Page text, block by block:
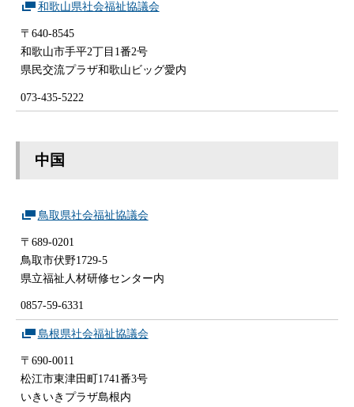
和歌山県社会福祉協議会
〒640-8545
和歌山市手平2丁目1番2号
県民交流プラザ和歌山ビッグ愛内
073-435-5222
中国
鳥取県社会福祉協議会
〒689-0201
鳥取市伏野1729-5
県立福祉人材研修センター内
0857-59-6331
島根県社会福祉協議会
〒690-0011
松江市東津田町1741番3号
いきいきプラザ島根内